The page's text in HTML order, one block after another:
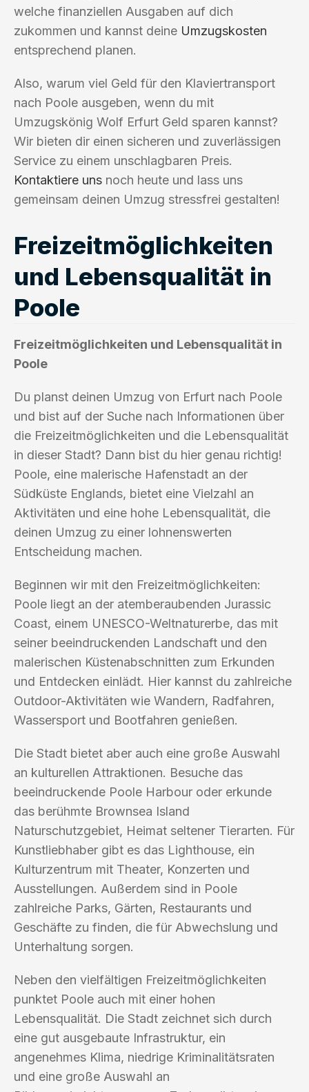
welche finanziellen Ausgaben auf dich
zukommen und kannst deine Umzugskosten
entsprechend planen.
Also, warum viel Geld für den Klaviertransport
nach Poole ausgeben, wenn du mit
Umzugskönig Wolf Erfurt Geld sparen kannst?
Wir bieten dir einen sicheren und zuverlässigen
Service zu einem unschlagbaren Preis.
Kontaktiere uns noch heute und lass uns
gemeinsam deinen Umzug stressfrei gestalten!
Freizeitmöglichkeiten
und Lebensqualität in
Poole
Freizeitmöglichkeiten und Lebensqualität in
Poole
Du planst deinen Umzug von Erfurt nach Poole
und bist auf der Suche nach Informationen über
die Freizeitmöglichkeiten und die Lebensqualität
in dieser Stadt? Dann bist du hier genau richtig!
Poole, eine malerische Hafenstadt an der
Südküste Englands, bietet eine Vielzahl an
Aktivitäten und eine hohe Lebensqualität, die
deinen Umzug zu einer lohnenswerten
Entscheidung machen.
Beginnen wir mit den Freizeitmöglichkeiten:
Poole liegt an der atemberaubenden Jurassic
Coast, einem UNESCO-Weltnaturerbe, das mit
seiner beeindruckenden Landschaft und den
malerischen Küstenabschnitten zum Erkunden
und Entdecken einlädt. Hier kannst du zahlreiche
Outdoor-Aktivitäten wie Wandern, Radfahren,
Wassersport und Bootfahren genießen.
Die Stadt bietet aber auch eine große Auswahl
an kulturellen Attraktionen. Besuche das
beeindruckende Poole Harbour oder erkunde
das berühmte Brownsea Island
Naturschutzgebiet, Heimat seltener Tierarten. Für
Kunstliebhaber gibt es das Lighthouse, ein
Kulturzentrum mit Theater, Konzerten und
Ausstellungen. Außerdem sind in Poole
zahlreiche Parks, Gärten, Restaurants und
Geschäfte zu finden, die für Abwechslung und
Unterhaltung sorgen.
Neben den vielfältigen Freizeitmöglichkeiten
punktet Poole auch mit einer hohen
Lebensqualität. Die Stadt zeichnet sich durch
eine gut ausgebaute Infrastruktur, ein
angenehmes Klima, niedrige Kriminalitätsraten
und eine große Auswahl an